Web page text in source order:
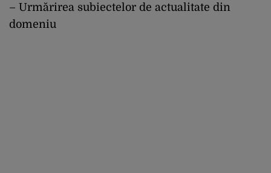
– Urmărirea subiectelor de actualitate din
domeniu